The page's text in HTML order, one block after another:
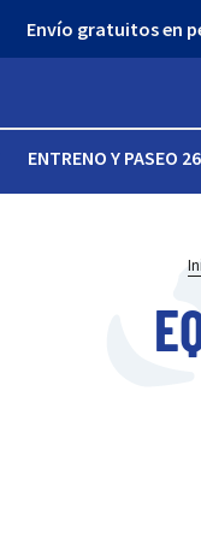
Envío gratuitos en
ENTRENO Y PASEO